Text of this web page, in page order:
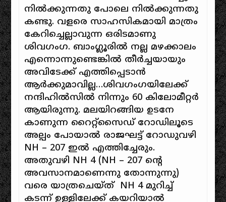
നിൽക്കുന്നതു പോലെ നിൽക്കുന്നതു
കണ്ടു. വളരെ സാഹസികമായി മാത്രം
കേറിച്ചെല്ലാവുന്ന ഒരിടമാണു
ശിവഗംഗ. ബാംഗ്ലൂരിൽ നല്ല മഴക്കാലം
എന്നൊന്നുണ്ടെങ്കിൽ തീർച്ചയായും
അവിടേക്ക് എത്തിപ്പെടാൻ
ആർക്കുമാവില്ല…ശിവഗംഗയിലേക്ക്
നന്ദിഹിൽസിൽ നിന്നും 60 കിലോമീറ്റർ
ആയിരുന്നു. മലയിറങ്ങിയ ഉടനേ
കാണുന്ന റൈറ്റ്സൈഡ് റോഡിലൂടെ
അല്പം പോയാൽ രാജഘട്ട് റോഡുവഴി
NH – 207 ഇൽ എത്തിച്ചേരും.
അതുവഴി NH 4 (NH – 207 ന്റെ
അവസാനമാണെന്നു തോന്നുന്നു)
വരെ യാത്രചെയ്ത് NH 4 മുറിച്ച്
കടന്ന് ഉള്ളിലേക്ക് കയറിയാൽ